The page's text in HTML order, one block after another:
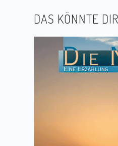
DAS KÖNNTE